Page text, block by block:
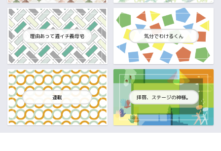
理由あって週イチ義母宅 気分でわけるくん
連載 拝啓、ステージの神様。